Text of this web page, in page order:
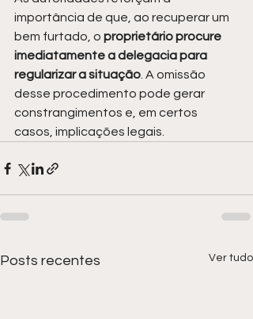
importância de que, ao recuperar um
bem furtado, o proprietário procure
imediatamente a delegacia para
regularizar a situação. A omissão
desse procedimento pode gerar
constrangimentos e, em certos
casos, implicações legais.
Posts recentes Ver tudo